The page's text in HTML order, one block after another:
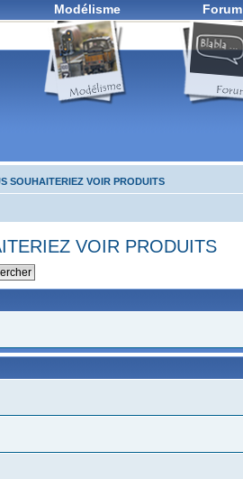
Modélisme Forum
SOUHAITERIEZ VOIR PRODUITS
VOIR PRODUITS